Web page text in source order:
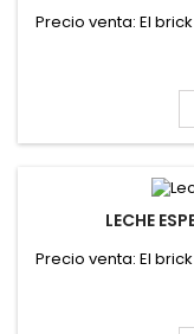
Precio venta: El
LECHE
Precio venta: El